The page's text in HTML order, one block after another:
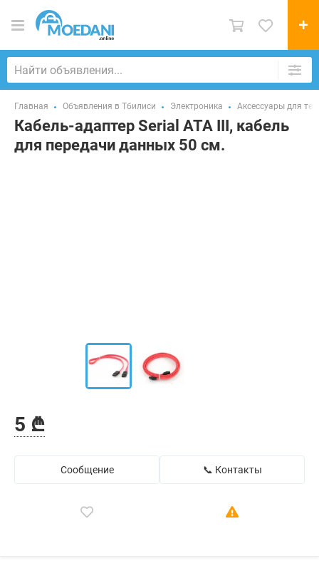
Главная Объявления в Тбилиси Электроника Аксессуары для
Кабель-адаптер Serial ATA III, кабель
для передачи данных 50 см.
5 ₾
Сообщение 📞 Контакты